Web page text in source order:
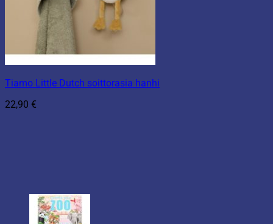
Tiamo Little Dutch soittorasia hanhi
22,90 €